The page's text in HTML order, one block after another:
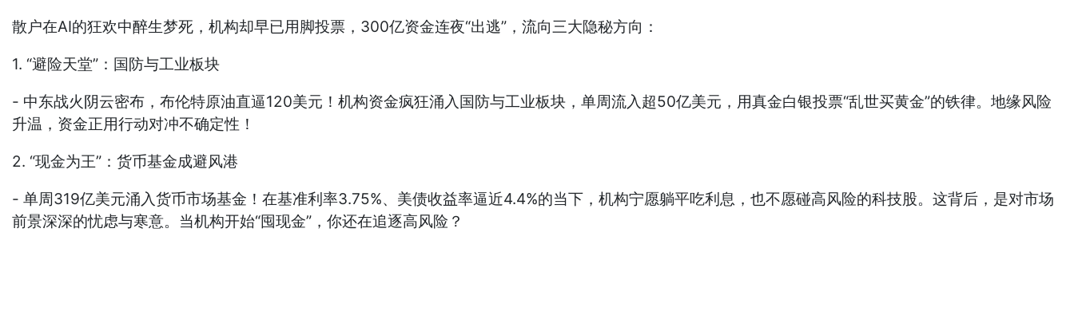
散户在AI的狂欢中醉生梦死，机构却早已用脚投票，300亿资金连夜“出逃”，流向三大隐秘方向：
1. “避险天堂”：国防与工业板块
- 中东战火阴云密布，布伦特原油直逼120美元！机构资金疯狂涌入国防与工业板块，单周流入超50亿美元，用真金白银投票“乱世买黄金”的铁律。地缘风险
升温，资金正用行动对冲不确定性！
2. “现金为王”：货币基金成避风港
- 单周319亿美元涌入货币市场基金！在基准利率3.75%、美债收益率逼近4.4%的当下，机构宁愿躺平吃利息，也不愿碰高风险的科技股。这背后，是对市场
前景深深的忧虑与寒意。当机构开始“囤现金”，你还在追逐高风险？